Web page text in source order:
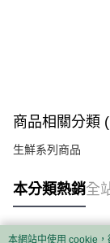
商品相關分類
生鮮系列商品
本分類熱銷全
本網站中使用 cookie